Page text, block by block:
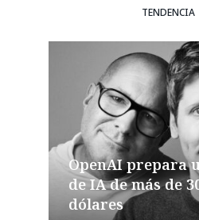
TENDENCIA
OpenAI prepara
de IA de más de
dólares